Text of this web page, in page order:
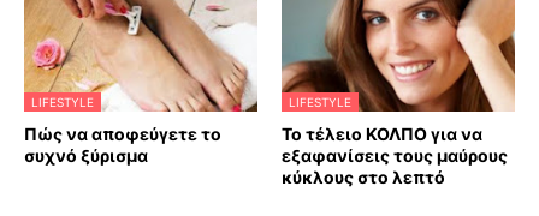
LIFESTYLE
Πώς να αποφεύγετε το
συχνό ξύρισμα
LIFESTYLE
Το τέλειο ΚΟΛΠΟ για να
εξαφανίσεις τους μαύρους
κύκλους στο λεπτό